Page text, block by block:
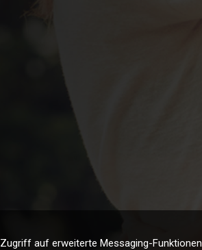
Zugriff auf erweiterte Messaging-Funktionen